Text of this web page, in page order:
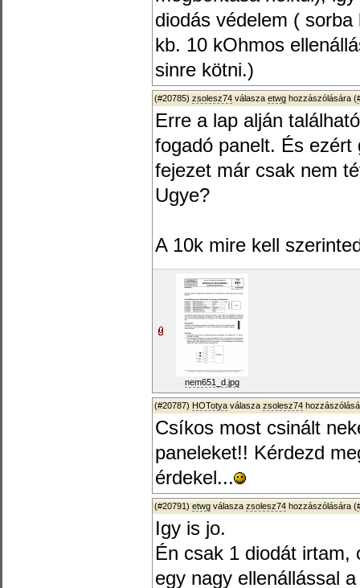
diodás védelem (
kb. 10 kOhmos
sinre kötni.)
(#20785) zsolesz74 válasza etwg hozzászólására (
Erre a lap alján
fogadó panelt. És ezért
fejezet már csak nem
Ugye?
A 10k mire kell
nem651_d.jpg
(#20787) HOTotya válasza zsolesz74
Csíkos most csinált
paneleket!! Kérdezd
érdekel...
(#20791) etwg válasza zsolesz74 hozzászólására (
Igy is jo.
Én csak 1 diodát irtam,
egy nagy ellenállással